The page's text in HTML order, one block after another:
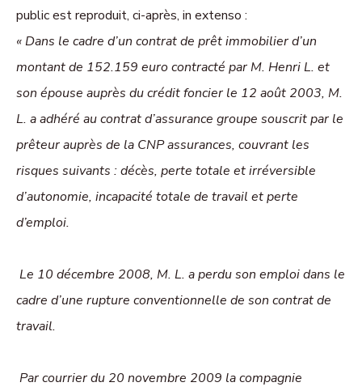
public est reproduit, ci-après, in extenso :
« Dans le cadre d’un contrat de prêt immobilier d’un
montant de 152.159 euro contracté par M. Henri L. et
son épouse auprès du crédit foncier le 12 août 2003, M.
L. a adhéré au contrat d’assurance groupe souscrit par le
prêteur auprès de la CNP assurances, couvrant les
risques suivants : décès, perte totale et irréversible
d’autonomie, incapacité totale de travail et perte
d’emploi.
Le 10 décembre 2008, M. L. a perdu son emploi dans le
cadre d’une rupture conventionnelle de son contrat de
travail.
Par courrier du 20 novembre 2009 la compagnie